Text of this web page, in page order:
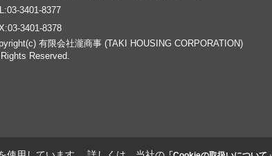
3401-8377
3401-8378
有限会社瀧商事 (TAKI HOUSING CORPORATION)
Reserved.